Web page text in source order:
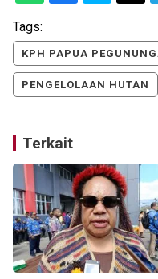
Tags:
KPH PAPUA
PENGELOLAAN HUTAN
Terkait